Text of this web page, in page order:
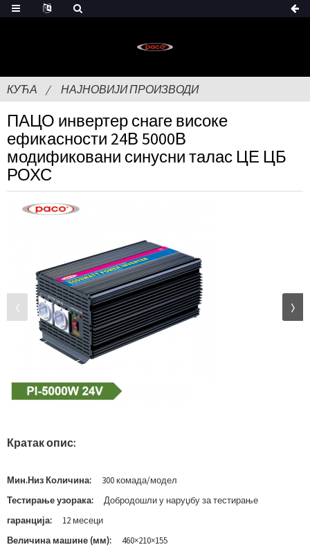
КУЋА НАЈНОВИЈИ ПРОИЗВОДИ
ПАЦО инвертер снаге високе
ефикасности 24В 5000В
модификовани синусни талас ЦЕ ЦБ
РОХС
Кратак опис:
Мин.Низ Количина:
300 комада/модел
Тестирање узорака:
Добродошли у наруџбу за тестирање
гаранција:
12 месеци
Величина машине (мм):
460×210×155